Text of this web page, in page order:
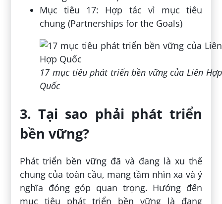
Mục tiêu 17: Hợp tác vì mục tiêu
chung (Partnerships for the Goals)
17 mục tiêu phát triển bền vững của Liên Hợp
Quốc
3. Tại sao phải phát triển
bền vững?
Phát triển bền vững đã và đang là xu thế
chung của toàn cầu, mang tầm nhìn xa và ý
nghĩa đóng góp quan trọng. Hướng đến
mục tiêu phát triển bền vững là đang